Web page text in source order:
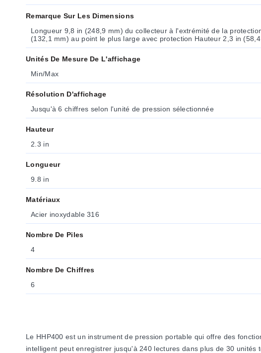
Remarque Sur Les Dimensions
Longueur 9,8 in (248,9 mm) du collecteur à l'extrémité de la
(132,1 mm) au point le plus large avec protection Hauteur 2,3 in
Unités De Mesure De L'affichage
Min/Max
Résolution D'affichage
Jusqu'à 6 chiffres selon l'unité de pression sélectionnée
Hauteur
2.3 in
Longueur
9.8 in
Matériaux
Acier inoxydable 316
Nombre De Piles
4
Nombre De Chiffres
6
Le HHP400 est un instrument de pression portable qui offre des
intelligent peut enregistrer jusqu'à 240 lectures dans plus de 30